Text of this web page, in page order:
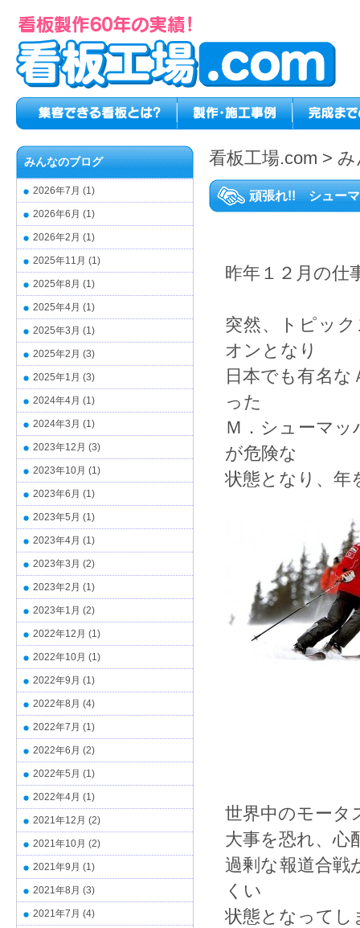
看板工場.com >
頑張れ!! シュー
昨年１２月の仕
突然、トピッ
オンとなり
日本でも有名
った
Ｍ．シューマ
が危険な
状態となり、年
世界中のモータ
大事を恐れ、心
過剰な報道合戦
くい
状態となってし
みんなのブログ
2026年7月 (1)
2026年6月 (1)
2026年2月 (1)
2025年11月 (1)
2025年8月 (1)
2025年4月 (1)
2025年3月 (1)
2025年2月 (3)
2025年1月 (3)
2024年4月 (1)
2024年3月 (1)
2023年12月 (3)
2023年10月 (1)
2023年6月 (1)
2023年5月 (1)
2023年4月 (1)
2023年3月 (2)
2023年2月 (1)
2023年1月 (2)
2022年12月 (1)
2022年10月 (1)
2022年9月 (1)
2022年8月 (4)
2022年7月 (1)
2022年6月 (2)
2022年5月 (1)
2022年4月 (1)
2021年12月 (2)
2021年10月 (2)
2021年9月 (1)
2021年8月 (3)
2021年7月 (4)